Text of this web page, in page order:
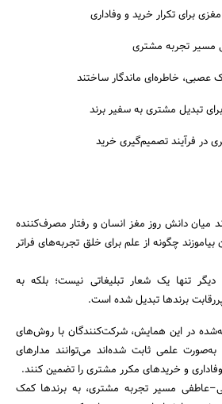
برای تکرار خرید و وفاداری
تجربه مشتری
عصبی، خاطره‌ای ماندگار ساختند
تبدیل مشتری به سفیر برند
فرآیند تصمیم‌گیری خرید
میان دانش روز مغز انسان و رفتار مصرف‌کننده
بیاموزند چگونه از علم برای خلق تجربه‌های فراتر
تنها یک شعار تبلیغاتی نیست؛ بلکه به
برندها تبدیل شده است.
در این همایش، شرکت‌کنندگان با روش‌های
علمی ثابت شده‌اند می‌توانند مدارهای
و خریدهای مکرر مشتری را تضمین کنند.
مسیر تجربه مشتری، به برندها کمک